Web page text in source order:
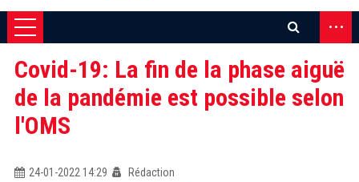
...
Covid-19: La fin de la phase aiguë
de la pandémie est possible selon
l'OMS
24-01-2022 14:29
Rédaction